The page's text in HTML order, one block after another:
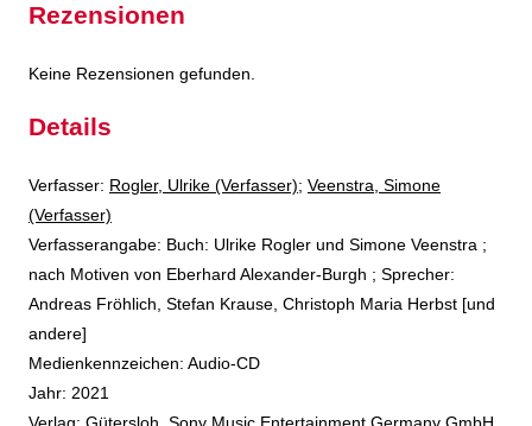
Rezensionen
Keine Rezensionen gefunden.
Details
Verfasser: Suche nach diesem Verfasser
Rogler, Ulrike (Verfasser); Veenstra, Simone
(Verfasser)
Verfasserangabe: Buch: Ulrike Rogler und Simone Veenstra ;
nach Motiven von Eberhard Alexander-Burgh ; Sprecher:
Andreas Fröhlich, Stefan Krause, Christoph Maria Herbst [und
andere]
Medienkennzeichen: Audio-CD
Jahr: 2021